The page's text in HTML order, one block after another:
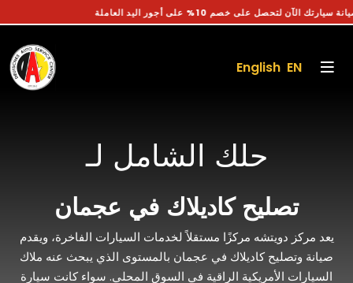
موعد صيانة سيارتك الآن لتحصل على خصم 10% على أجور اليد العاملة
English EN
حلك الشامل لـ
تصليح كاديلاك في عجمان
يعد مركز دويتشه مركزًا مستقلاً لخدمات السيارات الفاخرة، ويقدم
صيانة وتصليح كاديلاك في عجمان بالمستوى الذي يبحث عنه ملاك
السيارات الأمريكية الراقية في السوق المحلي. سواء كانت سيارة